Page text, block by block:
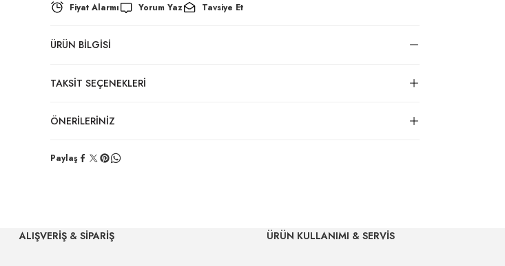
Fiyat Alarmı Yorum Yaz Tavsiye Et
ÜRÜN BILGISI
TAKSIT SEÇENEKLERI
ÖNERILERINIZ
Paylaş
ALIŞVERİŞ & SİPARİŞ ÜRÜN KULLANIMI & SERVİS